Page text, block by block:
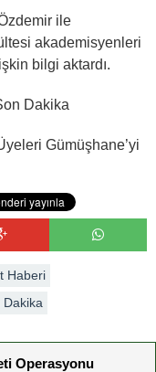
ile
akademisyenleri
bilgi aktardı.
Dakika
Gümüşhane’yi
Haberi
Dakika
Operasyonu